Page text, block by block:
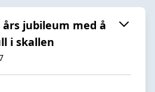
års jubileum med å
i skallen